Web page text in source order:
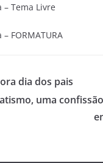
Tema Livre
FORMATURA
dia dos pais
uma